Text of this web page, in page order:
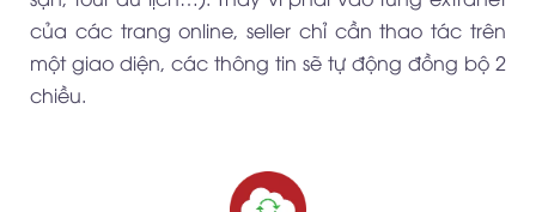
của các trang online, seller chỉ cần thao tác trên
một giao diện, các thông tin sẽ tự động đồng bộ 2
chiều.